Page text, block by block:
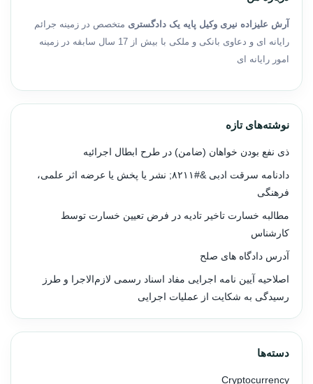
آرش علیزاده نیری وکیل پایه یک دادگستری متخصص در زمینه جرائم
رایانه ای و دعاوی بانکی و ملکی با بیش از 17 سال سابقه در زمینه
امور رایانه ای
نوشته‌های تازه
ذی نفع بودن خواهان (ضامن) در طرح ابطال اجرائیه
دادنامه سرقت ادبی &#۸۲۱۱; نشر یا پخش یا عرضه اثر علمی،
فرهنگی
مطالبه خسارت تاخیر تادیه در فرض تعیین خسارت توسط
کارشناس
آدرس دادگاه های صلح
اصلاحیه آیین نامه اجرایی مفاد اسناد رسمی لازم‌الاجرا و طرز
رسیدگی به شکایت از عملیات اجرایی
دسته‌ها
Cryptocurrency